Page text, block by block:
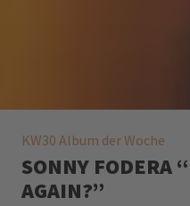
KW30 Album der Woche
SONNY FODERA
AGAIN?”